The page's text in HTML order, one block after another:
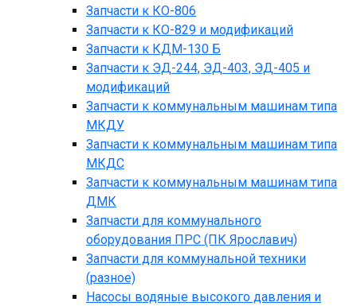
Запчасти к КО-806
Запчасти к КО-829 и модификаций
Запчасти к КДМ-130 Б
Запчасти к ЭД-244, ЭД-403, ЭД-405 и
модификаций
Запчасти к коммунальным машинам типа
МКДУ
Запчасти к коммунальным машинам типа
МКДС
Запчасти к коммунальным машинам типа
ДМК
Запчасти для коммунального
оборудования ПРС (ПК Ярославич)
Запчасти для коммунальной техники
(разное)
Насосы водяные высокого давления и